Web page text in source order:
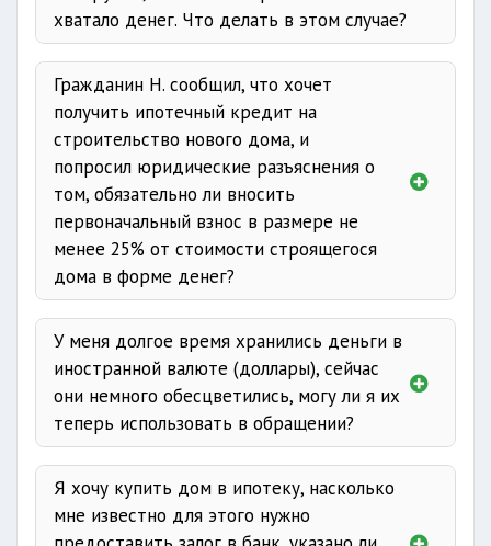
хватало денег. Что делать в этом случае?
Ответ
пересчитать
Гражданин Н. сообщил, что хочет
получить ипотечный кредит на
строительство нового дома, и
попросил юридические разъяснения о
том, обязательно ли вносить
первоначальный взнос в размере не
менее 25% от стоимости строящегося
дома в форме денег?
строительных материалов
У меня долгое время хранились деньги в
иностранной валюте (доллары), сейчас
они немного обесцветились, могу ли я их
теперь использовать в обращении?
Денежные купюры считаются
пригодными в обращении в следующих
случаях:
Я хочу купить дом в ипотеку, насколько
мне известно для этого нужно